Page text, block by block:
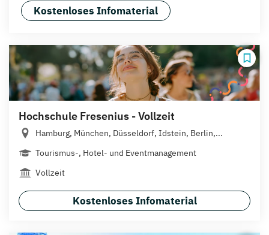
Kostenloses Infomaterial
Hochschule Fresenius - Vollzeit
Hamburg, München, Düsseldorf, Idstein, Berlin,...
Tourismus-, Hotel- und Eventmanagement
Vollzeit
Kostenloses Infomaterial